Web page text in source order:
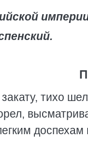
тихо
доспехам